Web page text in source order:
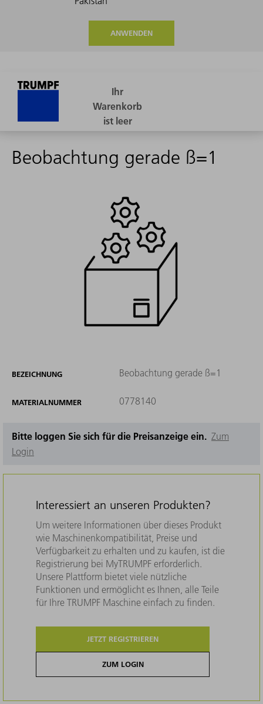
ANWENDEN
Beobachtung gerade ß=1
BEZEICHNUNG Beobachtung gerade ß=1
MATERIALNUMMER 0778140
Bitte loggen Sie sich für die Preisanzeige ein. Zum
Login
Interessiert an unseren Produkten?
Um weitere Informationen über dieses Produkt
wie Maschinenkompatibilität, Preise und
Verfügbarkeit zu erhalten und zu kaufen, ist die
Registrierung bei MyTRUMPF erforderlich.
Unsere Plattform bietet viele nützliche
Funktionen und ermöglicht es Ihnen, alle Teile
für Ihre TRUMPF Maschine einfach zu finden.
JETZT REGISTRIEREN
ZUM LOGIN